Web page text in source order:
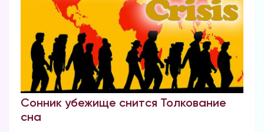
Сонник убежище снится Толкование
сна
Скачать
Наши форумы